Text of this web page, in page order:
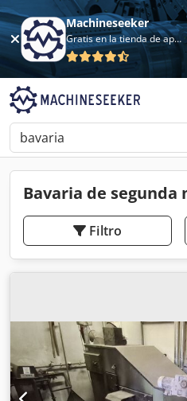
Machineseeker
Gratis en la tienda de aplicaciones
Bavaria de segunda
Filtro